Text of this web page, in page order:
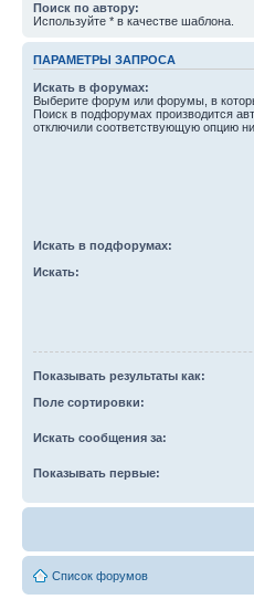
Поиск по автору:
Используйте * в качестве шаблона.
ПАРАМЕТРЫ ЗАПРОСА
Искать в форумах:
Выберите форум или форумы, в
Поиск в подфорумах производится
отключили соответствующую опцию
Искать в подфорумах:
Искать:
Показывать результаты как:
Поле сортировки:
Искать сообщения за:
Показывать первые:
Список форумов